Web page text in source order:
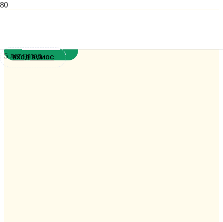
ВХОД В ЭИОС
Новости
5 лет назад